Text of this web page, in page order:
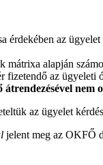
érdekében az
alapján
fizetendő az ügyeleti
nem
az ügyelet
jelent meg az OKFŐ